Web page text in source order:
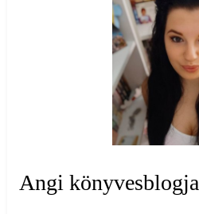
Angi könyvesblogja